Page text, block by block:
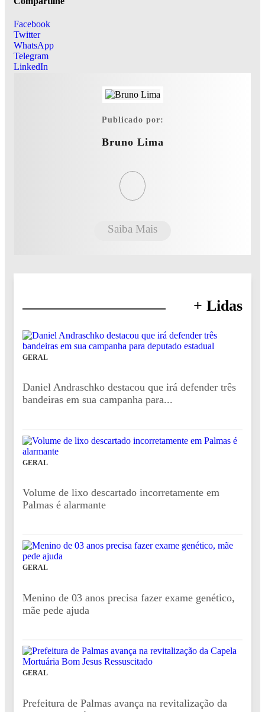
Facebook
Twitter
WhatsApp
Telegram
LinkedIn
Publicado por:
Bruno Lima
Saiba Mais
+ Lidas
GERAL
Daniel Andraschko destacou que irá defender três
bandeiras em sua campanha para...
GERAL
Volume de lixo descartado incorretamente em
Palmas é alarmante
GERAL
Menino de 03 anos precisa fazer exame genético,
mãe pede ajuda
GERAL
Prefeitura de Palmas avança na revitalização da